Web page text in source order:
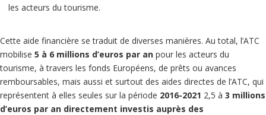
les acteurs du tourisme.
Cette aide financière se traduit de diverses manières. Au total, l’ATC
mobilise 5 à 6 millions d’euros par an pour les acteurs du
tourisme, à travers les fonds Européens, de prêts ou avances
remboursables, mais aussi et surtout des aides directes de l’ATC, qui
représentent à elles seules sur la période 2016-2021 2,5 à 3 millions
d’euros par an directement investis auprès des